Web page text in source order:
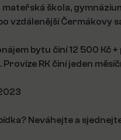
mateřská škola,
vzdálenější Čermákovy
bytu činí 12 500 Kč
RK činí jeden
Neváhejte a